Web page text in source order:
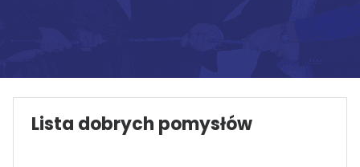
Lista dobrych pomysłów